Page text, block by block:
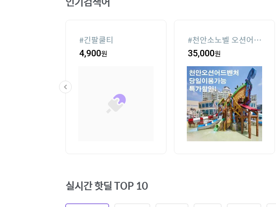
#긴팔쿨티
4,900원
#천안소노벨 오션어드
벤처
35,000원
실시간 핫딜 TOP 10